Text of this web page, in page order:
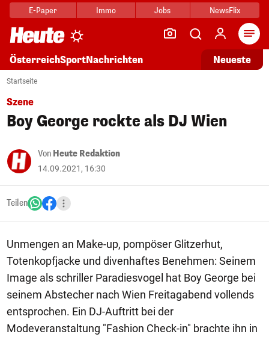
E-Paper Immo Jobs NewsFlix
ÖsterreichSportNachrichten Neueste
Startseite
Szene
Boy George rockte als DJ Wien
Von Heute Redaktion
14.09.2021, 16:30
Teilen
Unmengen an Make-up, pompöser Glitzerhut,
Totenkopfjacke und divenhaftes Benehmen: Seinem
Image als schriller Paradiesvogel hat Boy George bei
seinem Abstecher nach Wien Freitagabend vollends
entsprochen. Ein DJ-Auftritt bei der
Modeveranstaltung "Fashion Check-in" brachte ihn in